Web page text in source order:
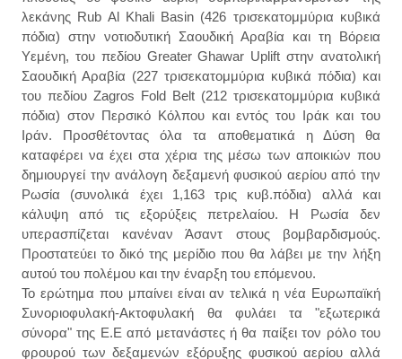
λεκάνης Rub Al Khali Basin (426 τρισεκατομμύρια κυβικά
πόδια) στην νοτιοδυτική Σαουδική Αραβία και τη Βόρεια
Υεμένη, του πεδίου Greater Ghawar Uplift στην ανατολική
Σαουδική Αραβία (227 τρισεκατομμύρια κυβικά πόδια) και
του πεδίου Zagros Fold Belt (212 τρισεκατομμύρια κυβικά
πόδια) στον Περσικό Κόλπου και εντός του Ιράκ και του
Ιράν. Προσθέτοντας όλα τα αποθεματικά η Δύση θα
καταφέρει να έχει στα χέρια της μέσω των αποικιών που
δημιουργεί τηνανάλογη δεξαμενή φυσικού αερίου από την
Ρωσία (συνολικά έχει 1,163 τρις κυβ.πόδια) αλλά και
κάλυψη από τις εξορύξεις πετρελαίου. Η Ρωσία δεν
υπερασπίζεται κανέναν Άσαντ στους βομβαρδισμούς.
Προστατεύει το δικό της μερίδιο που θα λάβει με την λήξη
αυτού του πολέμου και την έναρξη του επόμενου.
Το ερώτημα που μπαίνει είναιαν τελικά η νέα Ευρωπαϊκή
Συνοριοφυλακή-Ακτοφυλακή θα φυλάει τα "εξωτερικά
σύνορα" της Ε.Ε από μετανάστες ή θα παίξει τον ρόλο του
φρουρού των δεξαμενών εξόρυξης φυσικού αερίου αλλά